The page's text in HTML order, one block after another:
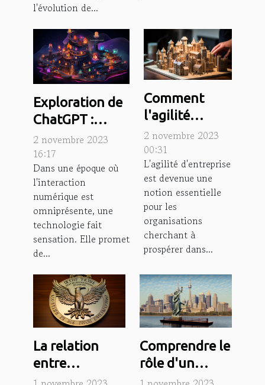
l'évolution de...
Exploration de
ChatGPT :
Comment cette
technologie
révolutionne la
communication
en ligne
2 novembre 2023
16:17
Dans une époque où
l'interaction
numérique est
omniprésente, une
technologie fait
sensation. Elle promet
de...
Comment
l'agilité
d'entreprise
favorise la
croissance
économique
2 novembre 2023
00:31
L'agilité d'entreprise
est devenue une
notion essentielle
pour les
organisations
cherchant à
prospérer dans...
La relation
entre
l'excellence
Comprendre le
rôle d'un
avocat dans